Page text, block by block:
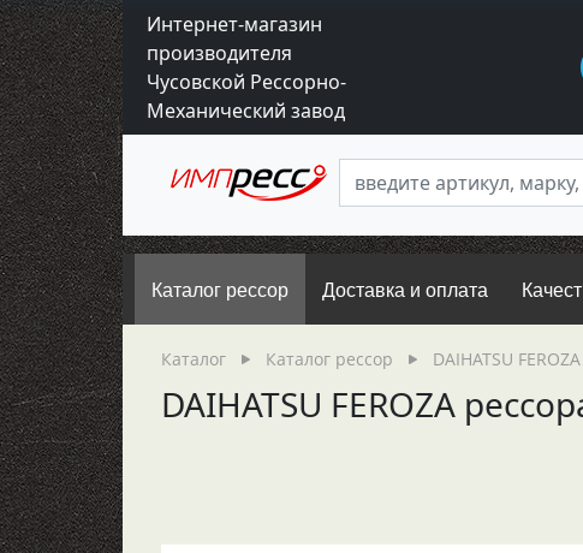
Интернет-магазин
производителя
Чусовской Рессорно-
Механический завод
Каталог рессор Доставка и оплата
Каталог Каталог рессор DAIHATSU
DAIHATSU FEROZA